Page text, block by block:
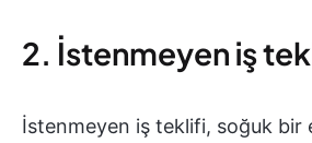
2. İstenmeyen iş
İstenmeyen iş teklifi, soğuk bir